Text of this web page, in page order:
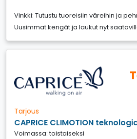
Vinkki: Tutustu tuoreisiin väreihin ja
Uusimmat kengät ja laukut nyt
Tarjous
CAPRICE CLIMOTION
Voimassa: toistaiseksi